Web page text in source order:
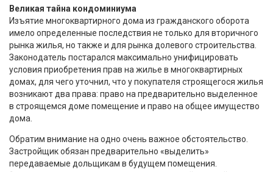
Великая тайна кондоминиума
Изъятие многоквартирного дома из гражданского оборота
имело определенные последствия не только для вторичного
рынка жилья, но также и для рынка долевого строительства.
Законодатель постарался максимально унифицировать
условия приобретения прав на жилье в многоквартирных
домах, для чего уточнил, что у покупателя строящегося жилья
возникают два права: право на предварительно выделенное
в строящемся доме помещение и право на общее имущество
дома.
Обратим внимание на одно очень важное обстоятельство.
Застройщик обязан предварительно «выделить»
передаваемые дольщикам в будущем помещения.